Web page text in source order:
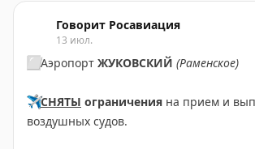
Говорит Росавиация
13 июл.
⬜️Аэропорт ЖУКОВСКИЙ (Раменское)
✈️СНЯТЫ ограничения на прием и
воздушных судов.